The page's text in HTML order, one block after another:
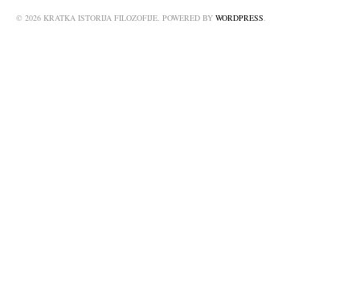
© 2026 KRATKA ISTORIJA FILOZOFIJE. POWERED BY WORDPRESS.